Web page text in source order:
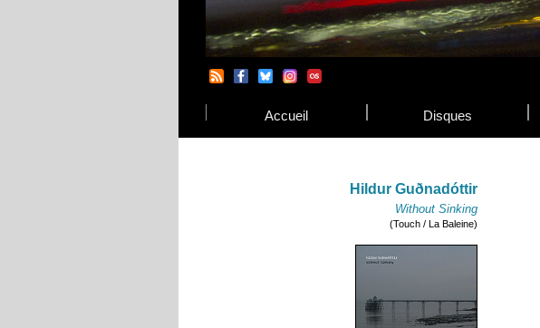
Accueil Disques
Hildur Guðnadóttir
Without Sinking
(Touch / La Baleine)